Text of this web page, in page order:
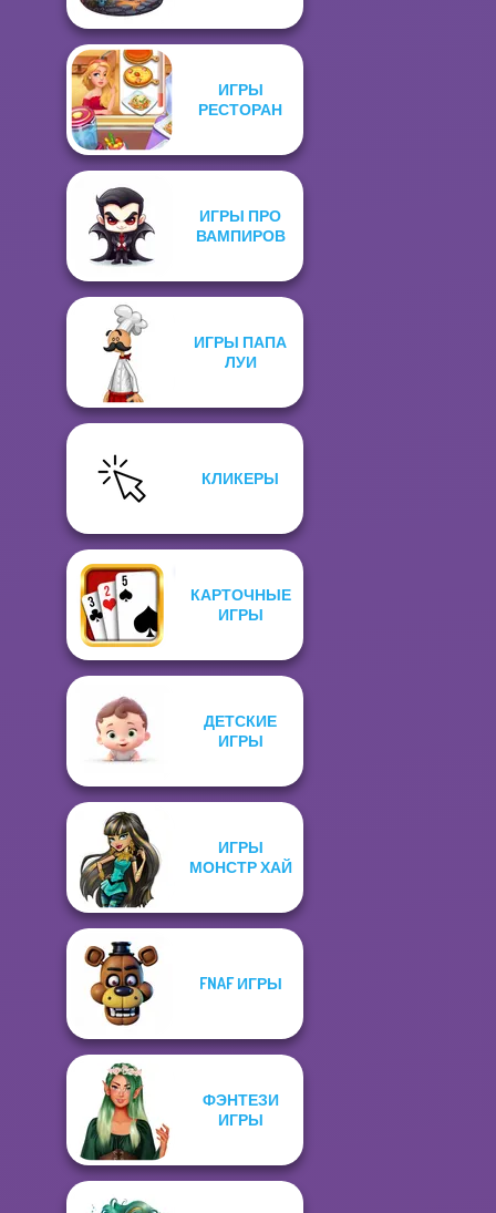
ИГРЫ
РЕСТОРАН
ИГРЫ ПРО
ВАМПИРОВ
ИГРЫ ПАПА
ЛУИ
КЛИКЕРЫ
КАРТОЧНЫЕ
ИГРЫ
ДЕТСКИЕ
ИГРЫ
ИГРЫ
МОНСТР ХАЙ
FNAF ИГРЫ
ФЭНТЕЗИ
ИГРЫ